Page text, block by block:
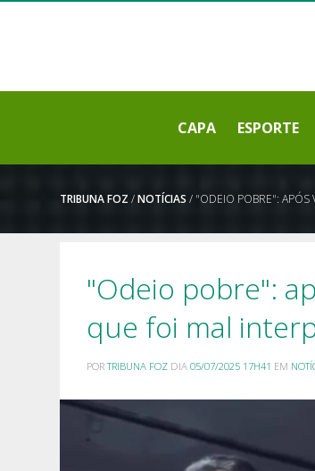
CAPA ESPORTE
TRIBUNA FOZ /NOTÍCIAS / "ODEIO POBRE": APÓS
"Odeio pobre":
que foi mal
PORTRIBUNA FOZ DIA05/07/2025 17H41 EM